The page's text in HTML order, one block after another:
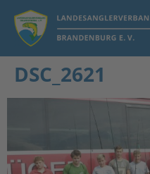
DSC_2621